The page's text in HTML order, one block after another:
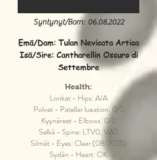
Syntynyt/Born: 06.08.2022
Emä/Dam: Tulan Nevicata Artica
Isä/Sire: Cantharellin Oscuro di
Settembre
Health:
Lonkat - Hips: A/A
Polvet - Patellar luxation: 0/0
Kyynäreet - Elbows: 0/0
Selkä - Spine: LTV0, VA0
Silmät - Eyes: Clear (08/2025)
Sydän - Heart: OK